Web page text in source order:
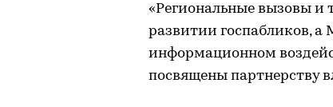
«Региональные вызовы и
развитии госпабликов,
информационном
посвящены партнерству